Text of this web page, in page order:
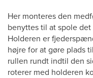
Her monteres den
benyttes til at spole
Holderen er
højre for at gøre plads
rullen rundt indtil den
roterer med holderen